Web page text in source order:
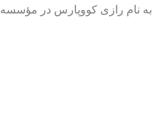
نوترکیب کووید _۱۹ به نام رازی